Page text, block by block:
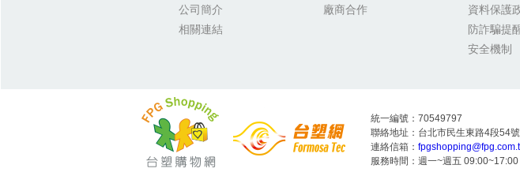
公司簡介
相關連結
廠商合作
資料保護
防詐騙提
安全機制
統一編號：70549797
聯絡地址：台北市民生東路4段54
連絡信箱：
服務時間：週一~週五 09:00~17:00